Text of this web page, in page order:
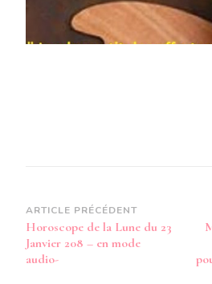
POUR
PERSONNES
TAUREAU
Navigation
d’article
ARTICLE PRÉCÉDENT
Horoscope de la Lune du 23
Janvier 208 – en mode
audio-